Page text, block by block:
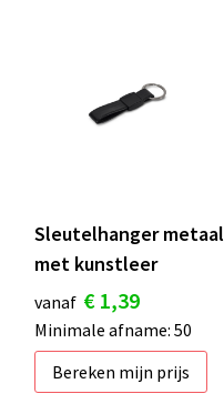
Sleutelhanger metaal
met kunstleer
vanaf € 1,39
Minimale afname: 50
Bereken mijn prijs